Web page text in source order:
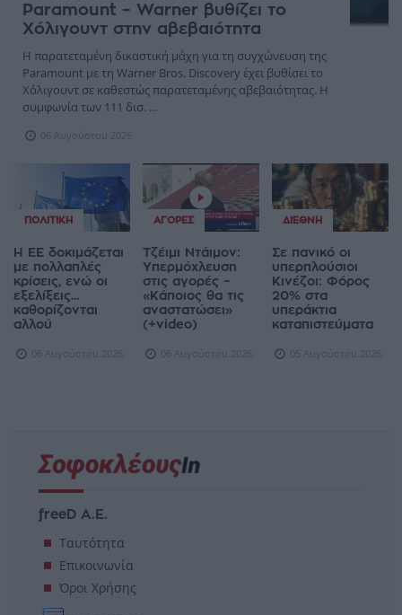
Paramount – Warner βυθίζει το
Χόλιγουντ στην αβεβαιότητα
Η παρατεταμένη δικαστική μάχη για τη συγχώνευση της
Paramount με τη Warner Bros. Discovery έχει βυθίσει το
Χόλιγουντ σε καθεστώς παρατεταμένης αβεβαιότητας. Η
συμφωνία των 111 δισ. ...
06 Αυγούστου 2026
ΠΟΛΙΤΙΚΉ
Η ΕΕ δοκιμάζεται
με πολλαπλές
κρίσεις, ενώ οι
εξελίξεις...
καθορίζονται
αλλού
06 Αυγούστου 2026
ΑΓΟΡΈΣ
Τζέιμι Ντάιμον:
Υπερμόχλευση
στις αγορές –
«Κάποιος θα τις
αναστατώσει»
(+video)
06 Αυγούστου 2026
ΔΙΕΘΝΉ
Σε πανικό οι
υπερπλούσιοι
Κινέζοι: Φόρος
20% στα
υπεράκτια
καταπιστεύματα
05 Αυγούστου 2026